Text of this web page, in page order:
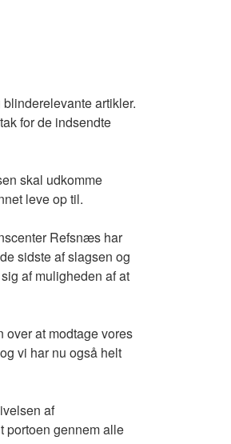
artikler.
for de indsendte
skal udkomme
leve op til.
Refsnæs har
sidste af slagsen og
af muligheden af at
over at modtage vores
vi har nu også helt
af
portoen gennem alle